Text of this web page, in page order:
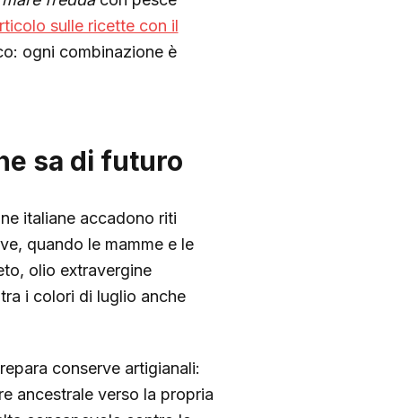
sulle ricette con il
ogni combinazione è
sa di futuro
italiane accadono riti
quando le mamme e le
olio extravergine
i colori di luglio anche
conserve artigianali:
ancestrale verso la propria